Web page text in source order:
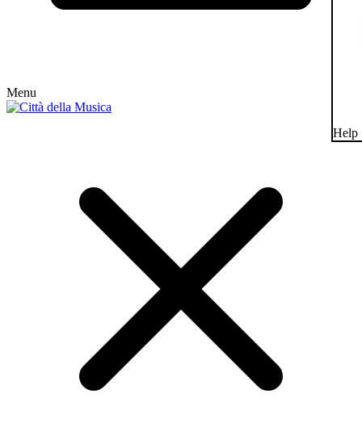
Menu
Help